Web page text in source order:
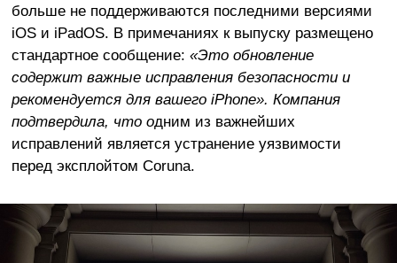
больше не поддерживаются последними версиями
iOS и iPadOS. В примечаниях к выпуску размещено
стандартное сообщение: «Это обновление
содержит важные исправления безопасности и
рекомендуется для вашего iPhone». Компания
подтвердила, что одним из важнейших
исправлений является устранение уязвимости
перед эксплойтом Coruna.